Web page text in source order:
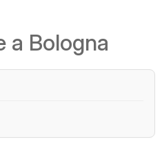
a Bologna